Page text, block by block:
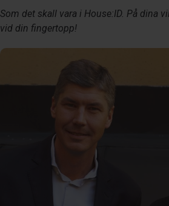
Som det skall vara i House:ID. På dina
vid din fingertopp!